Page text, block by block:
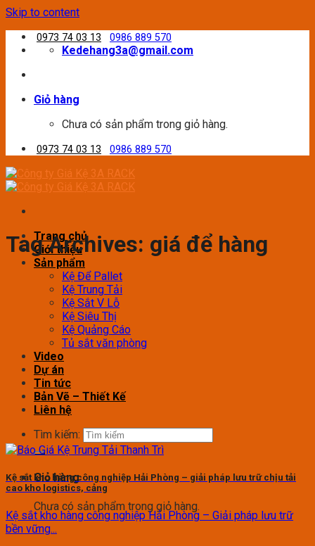
Skip to content
0973 74 03 13 0986 889 570
Kedehang3a@gmail.com
Giỏ hàng
Chưa có sản phẩm trong giỏ hàng.
0973 74 03 13 0986 889 570
Trang chủ
Giới thiệu
Sản phẩm
Kệ Để Pallet
Kệ Trung Tải
Kệ Sắt V Lỗ
Kệ Siêu Thị
Kệ Quảng Cáo
Tủ sắt văn phòng
Video
Dự án
Tin tức
Bản Vẽ – Thiết Kế
Liên hệ
Tìm kiếm:
Giỏ hàng
Chưa có sản phẩm trong giỏ hàng.
Tag Archives: giá để hàng
Kệ sắt kho hàng công nghiệp Hải Phòng – giải pháp lưu trữ chịu tải
cao kho logistics, cảng
Kệ sắt kho hàng công nghiệp Hải Phòng – Giải pháp lưu trữ
bền vững...